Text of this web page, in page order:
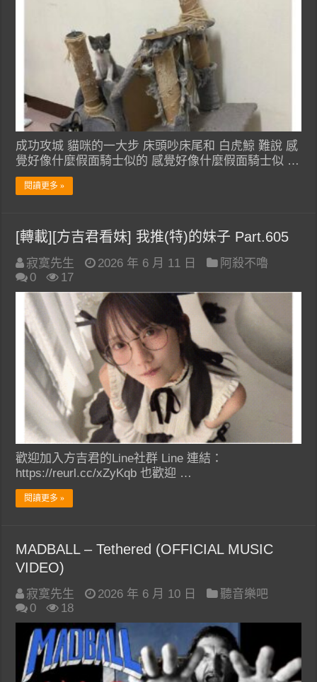
成功攻城 貓咪的一大步 床頭吵床尾和 白虎鯨 難說 感
覺好像什麼假面騎士似的 感覺好像什麼假面騎士似 …
閱讀更多 »
[轉載][方吉君看妹] 我推(特)的妹子 Part.605
寂寞先生 2026 年 6 月 11 日
阿殺不嚕
0
17
歡迎加入方吉君的Line社群 Line 連結：
https://reurl.cc/xZyKqb 也歡迎 …
閱讀更多 »
MADBALL – Tethered (OFFICIAL MUSIC
VIDEO)
寂寞先生 2026 年 6 月 10 日
聽音樂吧
0
18